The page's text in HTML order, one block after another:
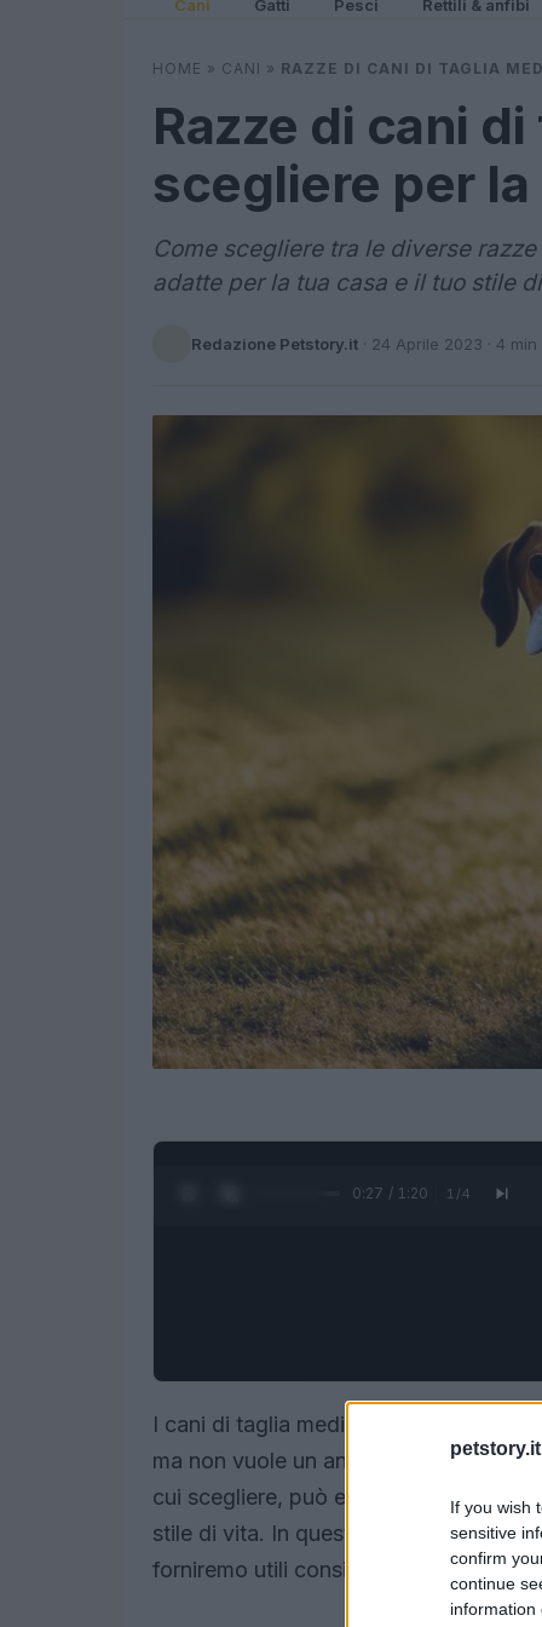
If you wish
sensitive
confirm
continue
information
Cani Gatti Pesci Rettili & anfibi
HOME » CANI » RAZZE DI CANI DI TAGLIA
Razze di cani
scegliere per la
Come scegliere tra le diverse
adatte per la tua casa e il tuo stile
Redazione Petstory.it · 24 Aprile 2023 · 4 min
0:28 / 1:20 1 /4
I cani di taglia media sono un’ottima
ma non vuole un animale troppo
cui scegliere, può essere difficile
stile di vita. In questo articolo,
forniremo utili consigli su come